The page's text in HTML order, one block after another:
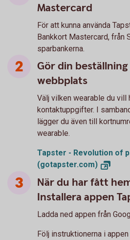
Mastercard
För att kunna använda
Bankkort Mastercard, från
sparbankerna.
Gör din
webbplats
Välj vilken wearable du vill
kontaktuppgifter. I
lägger du även till
wearable.
Tapster - Revolution of
(gotapster.com)
När du har fått
Installera appen
Ladda ned appen från
Följ instruktionerna i